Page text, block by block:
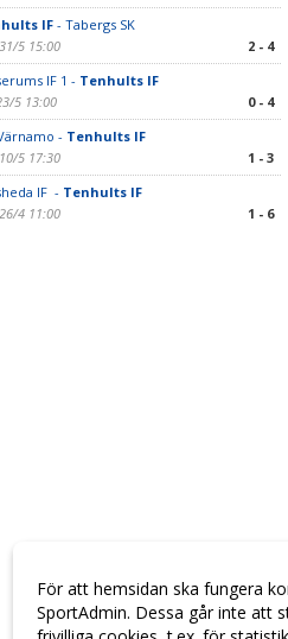
IF- Tabergs SK
5 15:00
2 - 4
IF 1 - Tenhults IF
5 13:00
0 - 4
- Tenhults IF
5 17:30
1 - 3
IF - Tenhults IF
4 11:00
1 - 6
För att hemsidan ska fungera
SportAdmin. Dessa går inte att